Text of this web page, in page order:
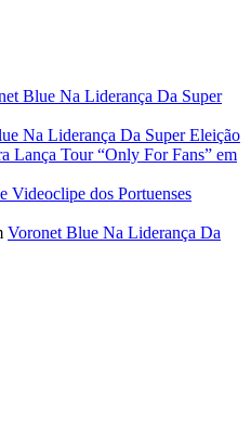
Blue Na Liderança Da Super
Na Liderança Da Super Eleição
Lança Tour “Only For Fans” em
Videoclipe dos Portuenses
Voronet Blue Na Liderança Da